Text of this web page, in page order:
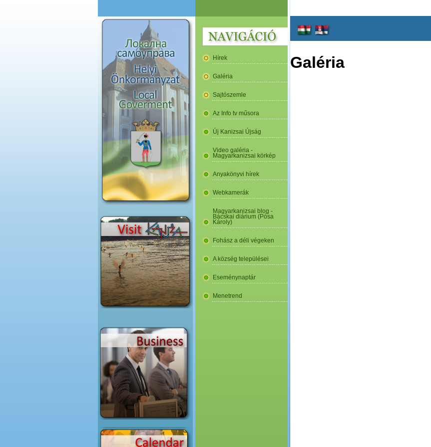
Hírek
Galéria
Sajtószemle
Az Info tv műsora
Új Kanizsai Újság
Video galéria -
Magyarkanizsai körkép
Anyakönyvi hírek
Webkamerák
Magyarkanizsai blog -
Bácskai diárium (Pósa
Károly)
Fohász a déli végeken
A község települései
Eseménynaptár
Menetrend
Galéria